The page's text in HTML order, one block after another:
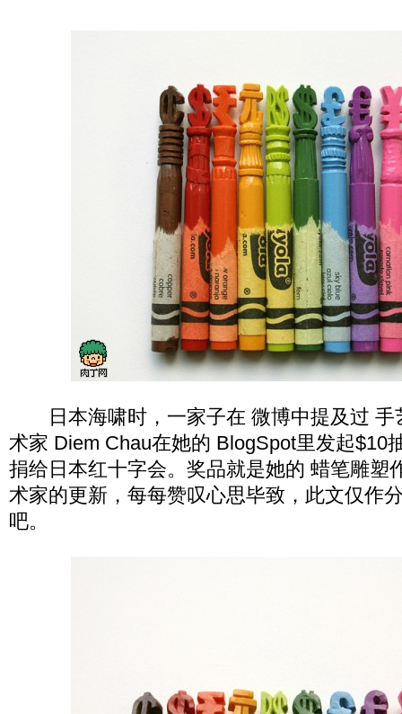
日本海啸时，一家子在 微博中提及过 手
术家 Diem Chau在她的 BlogSpot里发起$10
捐给日本红十字会。奖品就是她的 蜡笔雕塑
术家的更新，每每赞叹心思毕致，此文仅作
吧。